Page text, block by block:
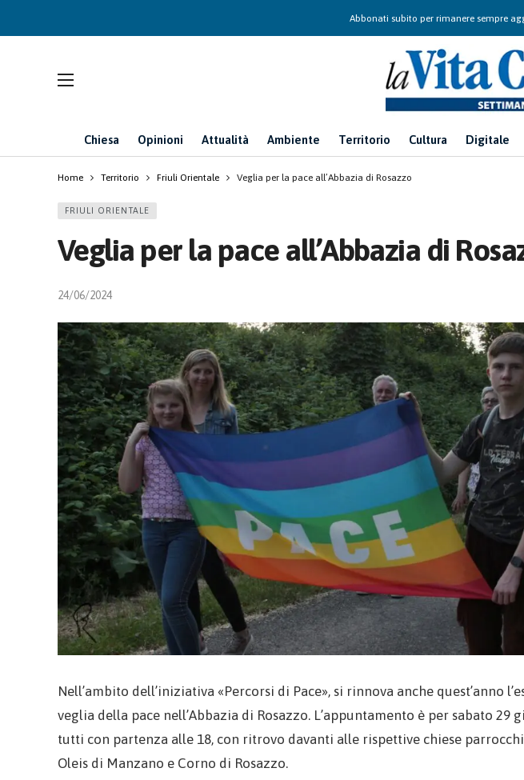
Abbonati subito per rimanere sempre
Chiesa Opinioni Attualità Ambiente Territorio Cultura Digitale
Home Territorio Friuli Orientale Veglia per la pace all’Abbazia di Rosazzo
FRIULI ORIENTALE
Veglia per la pace all’Abbazia di
24/06/2024
Nell’ambito dell’iniziativa «Percorsi di Pace», si rinnova anche quest’anno
veglia della pace nell’Abbazia di Rosazzo. L’appuntamento è per sabato 29
tutti con partenza alle 18, con ritrovo davanti alle rispettive chiese
Oleis di Manzano e Corno di Rosazzo.